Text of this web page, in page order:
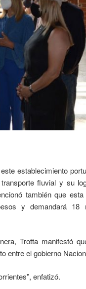
establecimiento
fluvial y su
también que
y demandará 18
Trotta manifestó
entre el gobierno
enfatizó.